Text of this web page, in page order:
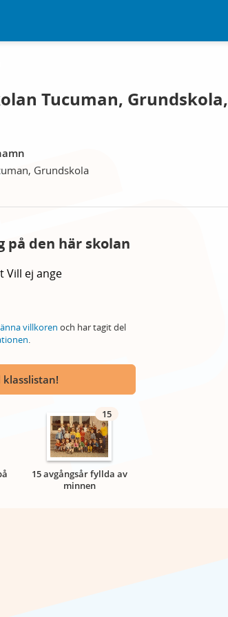
Tucuman, Grundskola,
Grundskola
på den här skolan
Vill ej ange
villkoren och har tagit del
.
klasslistan!
15
15 avgångsår fyllda av
minnen